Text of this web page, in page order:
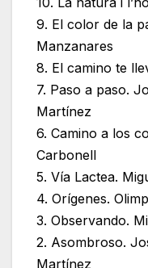
9. El color de la
Manzanares
8. El camino te
7. Paso a paso.
Martínez
6. Camino a los
Carbonell
5. Vía Lactea.
4. Orígenes.
3. Observando.
2. Asombroso.
Martínez